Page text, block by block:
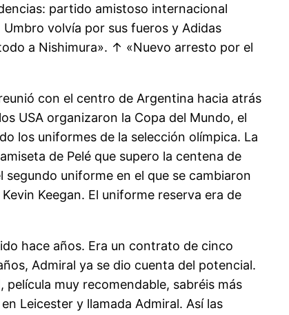
partido amistoso internacional
volvía por sus fueros y Adidas
a Nishimura». ↑ «Nuevo arresto por el
con el centro de Argentina hacia atrás
USA organizaron la Copa del Mundo, el
los uniformes de la selección olímpica. La
de Pelé que supero la centena de
uniforme en el que se cambiaron
Keegan. El uniforme reserva era de
hace años. Era un contrato de cinco
Admiral ya se dio cuenta del potencial.
muy recomendable, sabréis más
Leicester y llamada Admiral. Así las